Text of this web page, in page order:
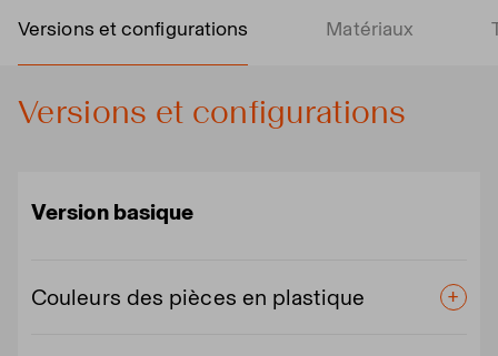
Versions et configurations Matériaux
Versions et configurations
Version basique
Couleurs des pièces en plastique